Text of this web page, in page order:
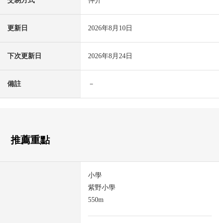
更新日 2026年8月10日
下次更新日 2026年8月24日
備註 －
推薦重點
小學
紫野小學
550m